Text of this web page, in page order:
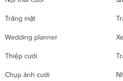
Trăng mật
Wedding planner
Thiệp cưới
Chụp ảnh cưới